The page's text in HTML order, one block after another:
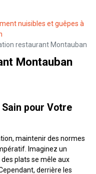
nuisibles et guêpes à
restaurant Montauban
Montauban
pour Votre
maintenir des normes
Imaginez un
plats se mêle aux
derrière les